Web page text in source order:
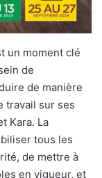
un moment clé
de
de manière
travail sur ses
Kara. La
tous les
de mettre à
en vigueur, et